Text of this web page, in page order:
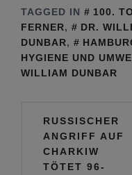
TAGGED IN
100.
FERNER, DR.
DUNBAR,
HYGIENE UND
WILLIAM DUNBAR
RUSSISCHER
ANGRIFF AUF
CHARKIW
TÖTET 96-